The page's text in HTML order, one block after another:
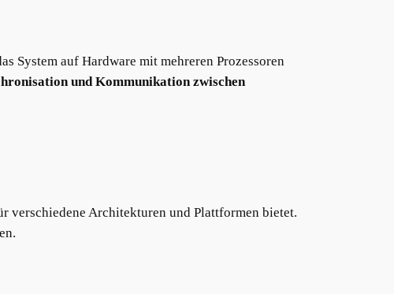
System auf Hardware mit mehreren Prozessoren
und Kommunikation zwischen
verschiedene Architekturen und Plattformen bietet.